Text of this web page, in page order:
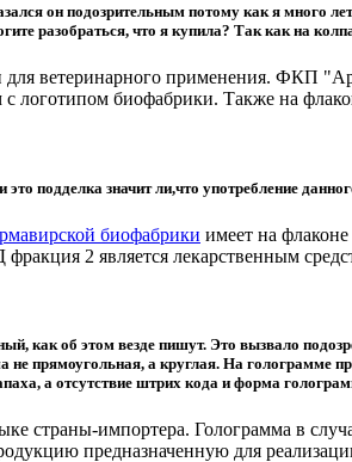
он подозрительным потому как я много
разобраться, что я купила? Так как на
ветеринарного применения. ФКП
логотипом биофабрики. Также на
подделка значит ли,что употребление
биофабрики имеет на
2 является лекарственным
как об этом везде пишут. Это вызвало
не прямоугольная, а круглая. На
а отсутствие штрих кода и форма
страны-импортера. Голограмма в
предназначенную для